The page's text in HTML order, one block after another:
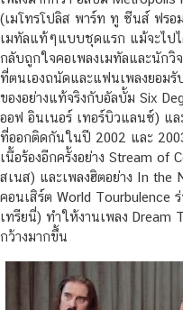
(เมโทรโปลิส พาร์ท ทู ซีนส์ ฟรอ
เมทัลแท้ๆแบบชุดแรก แม้จะไป
กลับถูกใจคอเพลงเมทัลและนักวิ
ที่ตนเองถนัดและแฟนเพลงยอมรั
ของอย่างแท้จริงกับอัลบั้ม Six
ออฟ อินเนอร์ เทอร์บิวแลนซ์) แ
ที่ออกติดกันในปี 2002 และ
เนื้อร้องอีกครั้งอย่าง Stream of
สเนส) และเพลงฮิตอย่าง In the
คอนเสิร์ต World Tourbulence
เทรียนี่) ทำให้งานเพลง Dream
กว้างมากขึ้น